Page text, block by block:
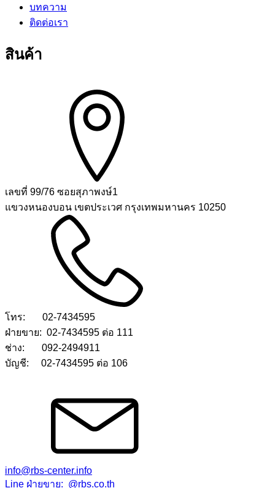
บทความ
ติดต่อเรา
สินค้า
เลขที่ 99/76 ซอยสุภาพงษ์1
แขวงหนองบอน เขตประเวศ กรุงเทพมหานคร 10250
โทร: 02-7434595
ฝ่ายขาย: 02-7434595 ต่อ 111
ช่าง: 092-2494911
บัญชี: 02-7434595 ต่อ 106
info@rbs-center.info
Line ฝ่ายขาย: @rbs.co.th